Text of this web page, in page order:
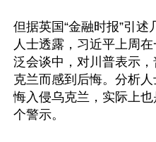
但据英国“金融时报”引
人士透露，习近平上周
泛会谈中，对川普表示
克兰而感到后悔。分析
悔入侵乌克兰，实际上
个警示。